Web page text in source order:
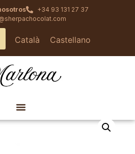
+34 93 131 27 37
Català Castellano